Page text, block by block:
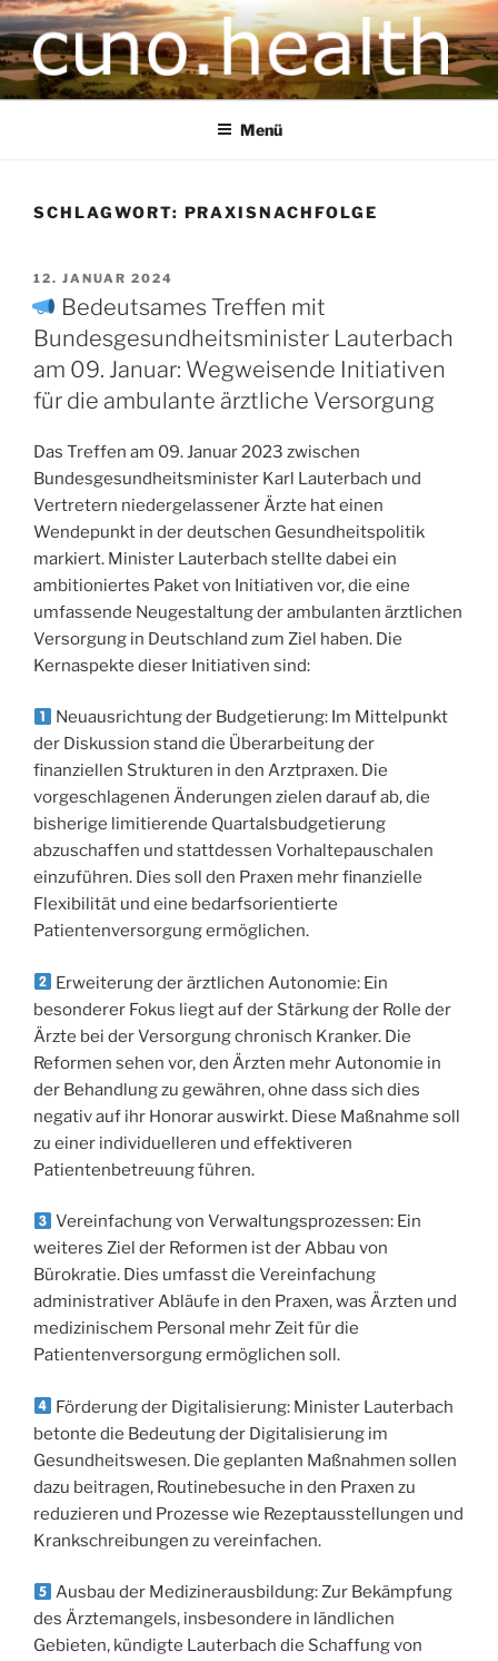
CUNO.HEALTH
Ihre zukunftsorientierte Gesundheitsversorgung
Menü
SCHLAGWORT: PRAXISNACHFOLGE
12. JANUAR 2024
Bedeutsames Treffen mit
Bundesgesundheitsminister Lauterbach
am 09. Januar: Wegweisende Initiativen
für die ambulante ärztliche Versorgung
Das Treffen am 09. Januar 2023 zwischen
Bundesgesundheitsminister Karl Lauterbach und
Vertretern niedergelassener Ärzte hat einen
Wendepunkt in der deutschen Gesundheitspolitik
markiert. Minister Lauterbach stellte dabei ein
ambitioniertes Paket von Initiativen vor, die eine
umfassende Neugestaltung der ambulanten ärztlichen
Versorgung in Deutschland zum Ziel haben. Die
Kernaspekte dieser Initiativen sind:
Neuausrichtung der Budgetierung: Im Mittelpunkt
der Diskussion stand die Überarbeitung der
finanziellen Strukturen in den Arztpraxen. Die
vorgeschlagenen Änderungen zielen darauf ab, die
bisherige limitierende Quartalsbudgetierung
abzuschaffen und stattdessen Vorhaltepauschalen
einzuführen. Dies soll den Praxen mehr finanzielle
Flexibilität und eine bedarfsorientierte
Patientenversorgung ermöglichen.
Erweiterung der ärztlichen Autonomie: Ein
besonderer Fokus liegt auf der Stärkung der Rolle der
Ärzte bei der Versorgung chronisch Kranker. Die
Reformen sehen vor, den Ärzten mehr Autonomie in
der Behandlung zu gewähren, ohne dass sich dies
negativ auf ihr Honorar auswirkt. Diese Maßnahme soll
zu einer individuelleren und effektiveren
Patientenbetreuung führen.
Vereinfachung von Verwaltungsprozessen: Ein
weiteres Ziel der Reformen ist der Abbau von
Bürokratie. Dies umfasst die Vereinfachung
administrativer Abläufe in den Praxen, was Ärzten und
medizinischem Personal mehr Zeit für die
Patientenversorgung ermöglichen soll.
Förderung der Digitalisierung: Minister Lauterbach
betonte die Bedeutung der Digitalisierung im
Gesundheitswesen. Die geplanten Maßnahmen sollen
dazu beitragen, Routinebesuche in den Praxen zu
reduzieren und Prozesse wie Rezeptausstellungen und
Krankschreibungen zu vereinfachen.
Ausbau der Medizinerausbildung: Zur Bekämpfung
des Ärztemangels, insbesondere in ländlichen
Gebieten, kündigte Lauterbach die Schaffung von